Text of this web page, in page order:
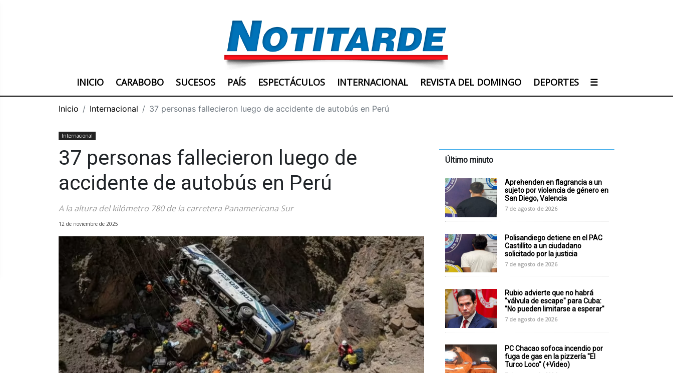
INICIO CARABOBO SUCESOS PAÍS ESPECTÁCULOS INTERNACIONAL REVISTA DEL DOMINGO DEPORTES ☰
Inicio Internacional 37 personas fallecieron luego de accidente de autobús en Perú
Internacional
37 personas fallecieron luego de
accidente de autobús en Perú
A la altura del kilómetro 780 de la carretera Panamericana Sur
12 de noviembre de 2025
Último minuto
Aprehenden en flagrancia a un
sujeto por violencia de género en
San Diego, Valencia
7 de agosto de 2026
Polisandiego detiene en el PAC
Castillito a un ciudadano
solicitado por la justicia
7 de agosto de 2026
Rubio advierte que no habrá
"válvula de escape" para Cuba:
"No pueden limitarse a esperar"
7 de agosto de 2026
PC Chacao sofoca incendio por
fuga de gas en la pizzería "El
Turco Loco" (+Video)